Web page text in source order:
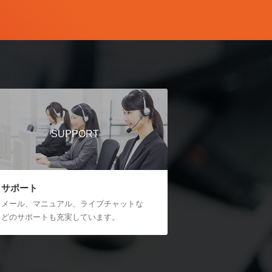
SUPPORT
サポート
メール、マニュアル、ライブチャットな
どのサポートも充実しています。